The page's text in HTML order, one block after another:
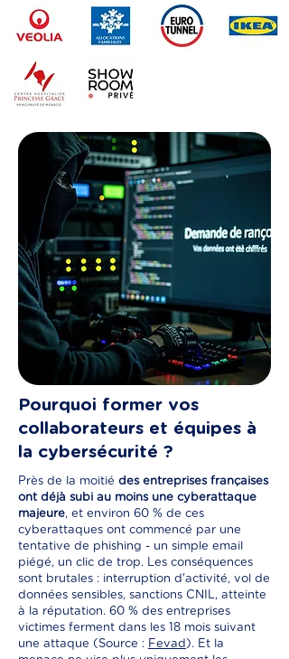
Pourquoi former vos
collaborateurs et équipes à
la cybersécurité ?
Près de la moitié des entreprises françaises
ont déjà subi au moins une cyberattaque
majeure, et environ 60 % de ces
cyberattaques ont commencé par une
tentative de phishing - un simple email
piégé, un clic de trop. Les conséquences
sont brutales : interruption d'activité, vol de
données sensibles, sanctions CNIL, atteinte
à la réputation. 60 % des entreprises
victimes ferment dans les 18 mois suivant
une attaque (Source : Fevad). Et la